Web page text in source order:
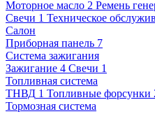
Моторное масло 2 Ремень
Свечи 1 Техническое
Салон
Приборная панель 7
Система зажигания
Зажигание 4 Свечи 1
Топливная система
ТНВД 1 Топливные форсунки
Тормозная система